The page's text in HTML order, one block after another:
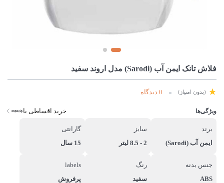
فلاش تانک ایمن آب (Sarodi) مدل اروند سفید
(بدون امتیاز) 0 دیدگاه
ویژگی‌ها خرید اقساطی با
برند
ایمن آب (Sarodi)
سایز
2 - 8.5 لیتر
گارانتی
15 سال
جنس بدنه
ABS
رنگ
سفید
labels
پرفروش